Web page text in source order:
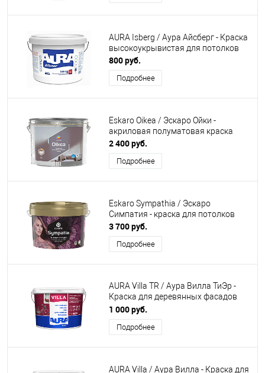
AURA Isberg / Аура Айсберг - Краска
высокоукрывистая для потолков
800 руб.
Подробнее
Eskaro Oikea / Эскаро Ойки -
акриловая полуматовая краска
2 400 руб.
Подробнее
Eskaro Sympathia / Эскаро
Симпатия - краска для потолков
3 700 руб.
Подробнее
AURA Villa TR / Аура Вилла ТиЭр -
Краска для деревянных фасадов
акрилатная
1 000 руб.
Подробнее
AURA Villa / Аура Вилла - Краска для